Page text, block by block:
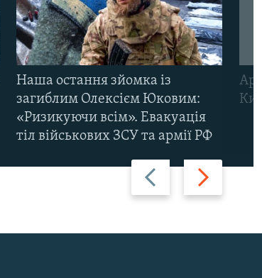
Назад Вперед
Наша остання зйомка із
загиблим Олексієм Юковим:
«Ризикуючи всім». Евакуація
тіл військових ЗСУ та армії РФ